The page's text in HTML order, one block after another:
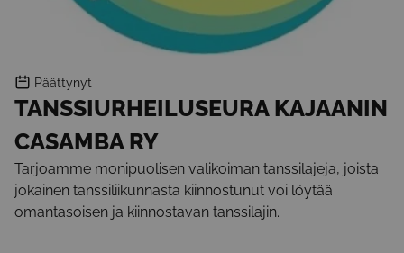
Päättynyt
TANSSIURHEILUSEURA KAJAANIN
CASAMBA RY
Tarjoamme monipuolisen valikoiman tanssilajeja, joista
jokainen tanssiliikunnasta kiinnostunut voi löytää
omantasoisen ja kiinnostavan tanssilajin.